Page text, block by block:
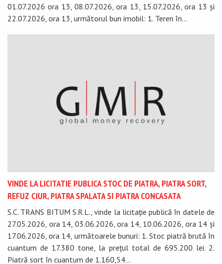
01.07.2026 ora 13, 08.07.2026, ora 13, 15.07.2026, ora 13 și
22.07.2026, ora 13, următorul bun imobil: 1. Teren în...
VINDE LA LICITATIE PUBLICA STOC DE PIATRA, PIATRA SORT,
REFUZ CIUR, PIATRA SPALATA SI PIATRA CONCASATA
S.C. TRANS BITUM S.R.L., vinde la licitație publică în datele de
27.05.2026, ora 14, 03.06.2026, ora 14, 10.06.2026, ora 14 și
17.06.2026, ora 14, următoarele bunuri: 1. Stoc piatră brută în
cuantum de 17.380 tone, la prețul total de 695.200 lei. 2.
Piatră sort în cuantum de 1.160,54...